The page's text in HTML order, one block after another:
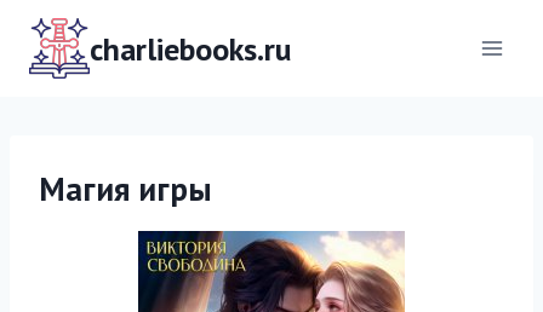
Перейти
содержимомуcharliebooks.ru
Магия игры